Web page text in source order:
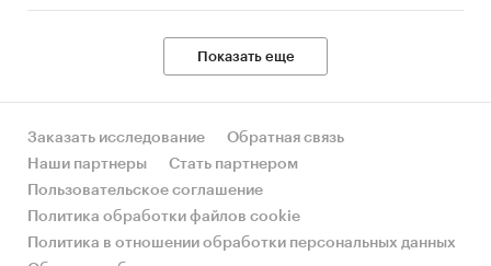
системе (ЕМИСС).
Согласно методологии Росстат средняя
потребительская цена (тариф) – это средняя
величина из уровней цен на товар (услугу)-
представитель, зарегистрированная в
различных организациях торговли и сферы
услуг.
Индекс потребительских цен на товары и
услуги (ИПЦ) измеряет отношение стоимости
Показать еще
Заказать исследование
Обратная связь
Наши партнеры
Стать партнером
Пользовательское соглашение
Политика обработки файлов cookie
Политика в отношении обработки персональных данных